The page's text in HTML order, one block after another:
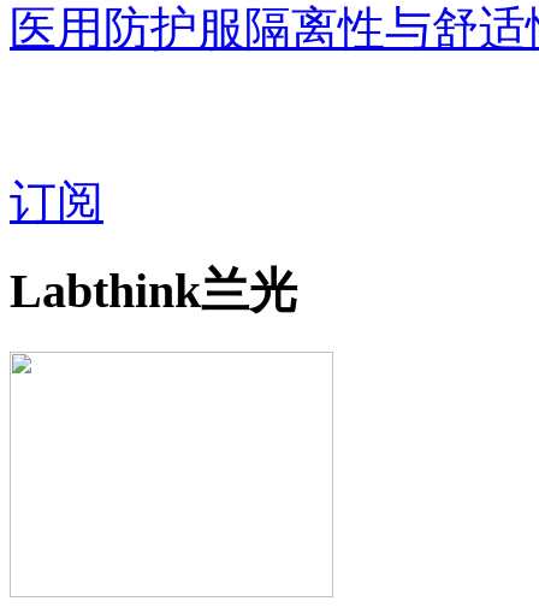
医用防护服隔离性与舒适
订阅
Labthink兰光